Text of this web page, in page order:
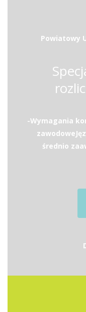
Powiatowy
-Wymagania
średnio